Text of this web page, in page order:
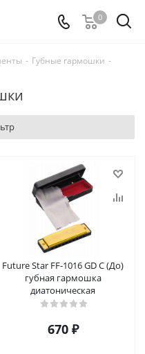
0
- Губные гармошки -
Future Star FF-1016 GD C (До)
губная гармошка
диатоническая
670₽